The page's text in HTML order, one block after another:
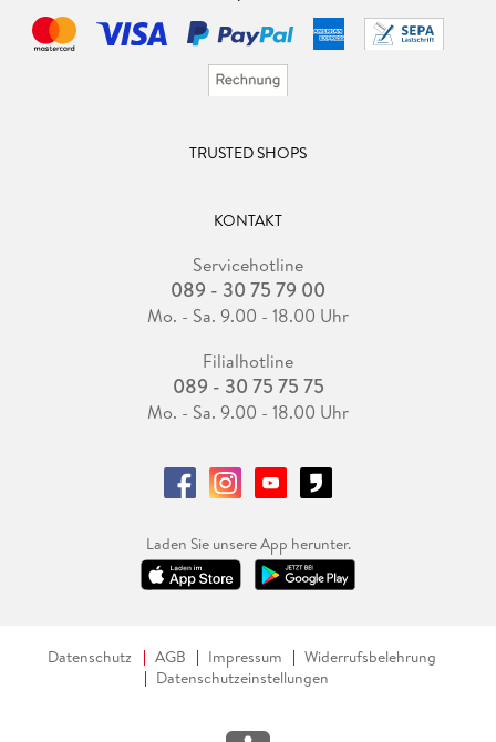
TRUSTED SHOPS
KONTAKT
Servicehotline
089 - 30 75 79 00
Mo. - Sa. 9.00 - 18.00 Uhr
Filialhotline
089 - 30 75 75 75
Mo. - Sa. 9.00 - 18.00 Uhr
Laden Sie unsere App herunter.
Datenschutz AGB Impressum
Widerrufsbelehrung
Datenschutzeinstellungen